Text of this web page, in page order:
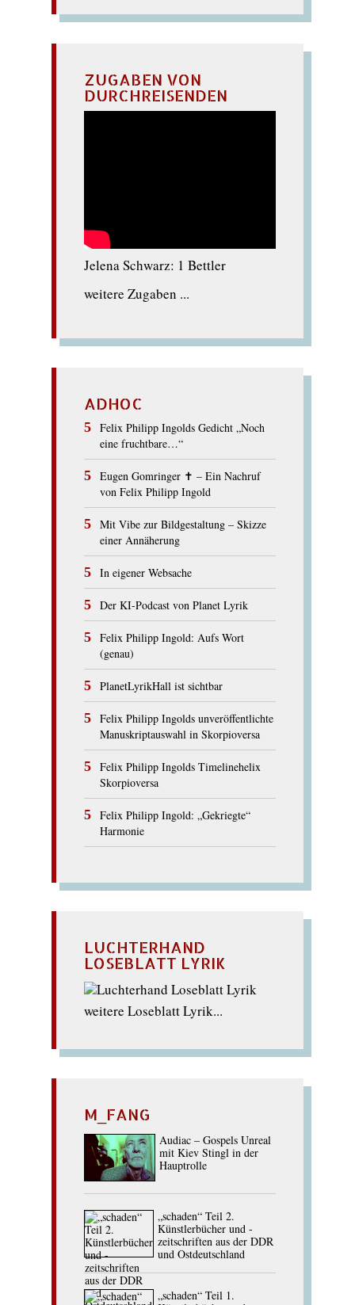
ZUGABEN VON
DURCHREISENDEN
Jelena Schwarz: 1 Bettler
weitere Zugaben ...
ADHOC
Felix Philipp Ingolds Gedicht „Noch
eine fruchtbare…“
Eugen Gomringer ✝︎ – Ein Nachruf
von Felix Philipp Ingold
Mit Vibe zur Bildgestaltung – Skizze
einer Annäherung
In eigener Websache
Der KI-Podcast von Planet Lyrik
Felix Philipp Ingold: Aufs Wort
(genau)
PlanetLyrikHall ist sichtbar
Felix Philipp Ingolds unveröffentlichte
Manuskriptauswahl in Skorpioversa
Felix Philipp Ingolds Timelinehelix
Skorpioversa
Felix Philipp Ingold: „Gekriegte“
Harmonie
LUCHTERHAND
LOSEBLATT LYRIK
weitere Loseblatt Lyrik...
M_FANG
Audiac – Gospels Unreal
mit Kiev Stingl in der
Hauptrolle
„schaden“ Teil 2.
Künstlerbücher und -
zeitschriften aus der DDR
und Ostdeutschland
„schaden“ Teil 1.